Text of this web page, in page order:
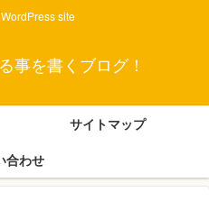
site
事を書くブログ！
サイトマップ
合わせ